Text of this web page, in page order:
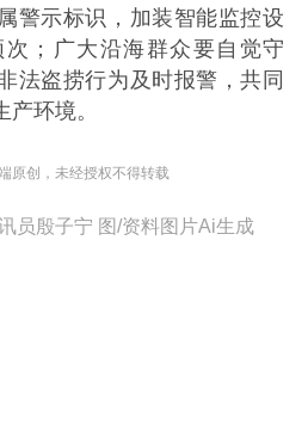
警示标识，加装智能监控设
；广大沿海群众要自觉守
法盗捞行为及时报警，共同
环境。
原创，未经授权不得转载
员殷子宁 图/资料图片Ai生成